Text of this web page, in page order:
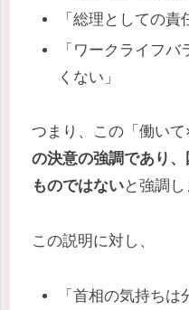
「総理としての責
「ワークライフ
くない」
つまり、この「働いて
の決意の強調であり
ものではないと強調し
この説明に対し、
「首相の気持ちは